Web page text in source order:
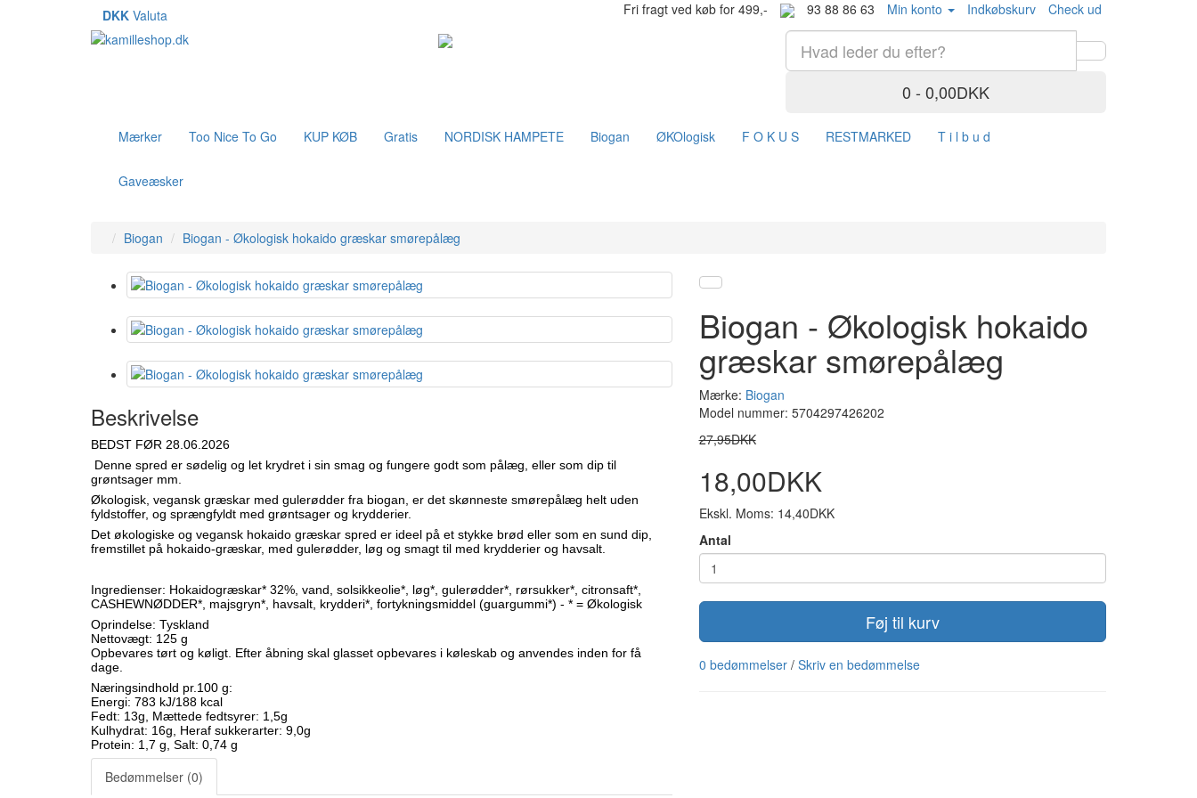
DKK Valuta Fri fragt ved køb for 499,- 93 88 86 63 Min konto Indkøbskurv Check ud
0 - 0,00DKK
Mærker Too Nice To Go KUP KØB Gratis NORDISK HAMPETE Biogan ØKOlogisk F O K U S RESTMARKED T i l b u d
Gaveæsker
Biogan Biogan - Økologisk hokaido græskar smørepålæg
Beskrivelse
BEDST FØR 28.06.2026
Denne spred er sødelig og let krydret i sin smag og fungere godt som pålæg, eller som dip til
grøntsager mm.
Økologisk, vegansk græskar med gulerødder fra biogan, er det skønneste smørepålæg helt uden
fyldstoffer, og sprængfyldt med grøntsager og krydderier.
Det økologiske og vegansk hokaido græskar spred er ideel på et stykke brød eller som en sund dip,
fremstillet på hokaido-græskar, med gulerødder, løg og smagt til med krydderier og havsalt.
Ingredienser: Hokaidogræskar* 32%, vand, solsikkeolie*, løg*, gulerødder*, rørsukker*, citronsaft*,
CASHEWNØDDER*, majsgryn*, havsalt, krydderi*, fortykningsmiddel (guargummi*) - * = Økologisk
Oprindelse: Tyskland
Nettovægt: 125 g
Opbevares tørt og køligt. Efter åbning skal glasset opbevares i køleskab og anvendes inden for få
dage.
Næringsindhold pr.100 g:
Energi: 783 kJ/188 kcal
Fedt: 13g, Mættede fedtsyrer: 1,5g
Kulhydrat: 16g, Heraf sukkerarter: 9,0g
Protein: 1,7 g, Salt: 0,74 g
Bedømmelser (0)
Biogan - Økologisk hokaido
græskar smørepålæg
Mærke: Biogan
Model nummer: 5704297426202
27,95DKK
18,00DKK
Ekskl. Moms: 14,40DKK
Antal
Føj til kurv
0 bedømmelser/ Skriv en bedømmelse